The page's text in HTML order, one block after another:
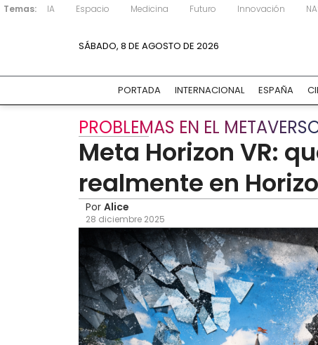
Temas: IA Espacio Medicina Futuro Innovación
SÁBADO, 8 DE AGOSTO DE 2026
PORTADA INTERNACIONAL ESPAÑA
PROBLEMAS EN EL
Meta Horizon VR:
realmente en
Por Alice
28 diciembre 2025